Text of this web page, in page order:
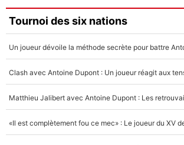
Faris Moumbagna
4%
Un autre joueur
5%
Tournoi des six nations